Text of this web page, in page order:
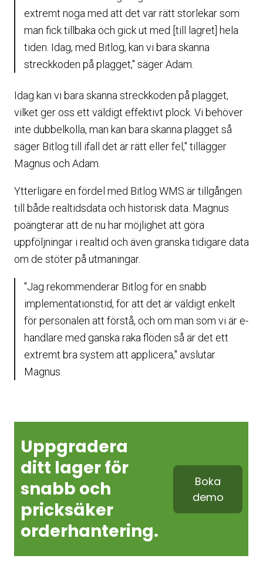
extremt noga med att det var rätt storlekar som
man fick tillbaka och gick ut med [till lagret] hela
tiden. Idag, med Bitlog, kan vi bara skanna
streckkoden på plagget," säger Adam.
Idag kan vi bara skanna streckkoden på plagget,
vilket ger oss ett väldigt effektivt plock. Vi behöver
inte dubbelkolla, man kan bara skanna plagget så
säger Bitlog till ifall det är rätt eller fel," tillägger
Magnus och Adam.
Ytterligare en fördel med Bitlog WMS är tillgången
till både realtidsdata och historisk data. Magnus
poängterar att de nu har möjlighet att göra
uppföljningar i realtid och även granska tidigare data
om de stöter på utmaningar.
"Jag rekommenderar Bitlog för en snabb
implementationstid, för att det är väldigt enkelt
för personalen att förstå, och om man som vi är e-
handlare med ganska raka flöden så är det ett
extremt bra system att applicera," avslutar
Magnus.
Uppgradera
ditt lager för
snabb och
pricksäker
orderhantering.
Boka
demo